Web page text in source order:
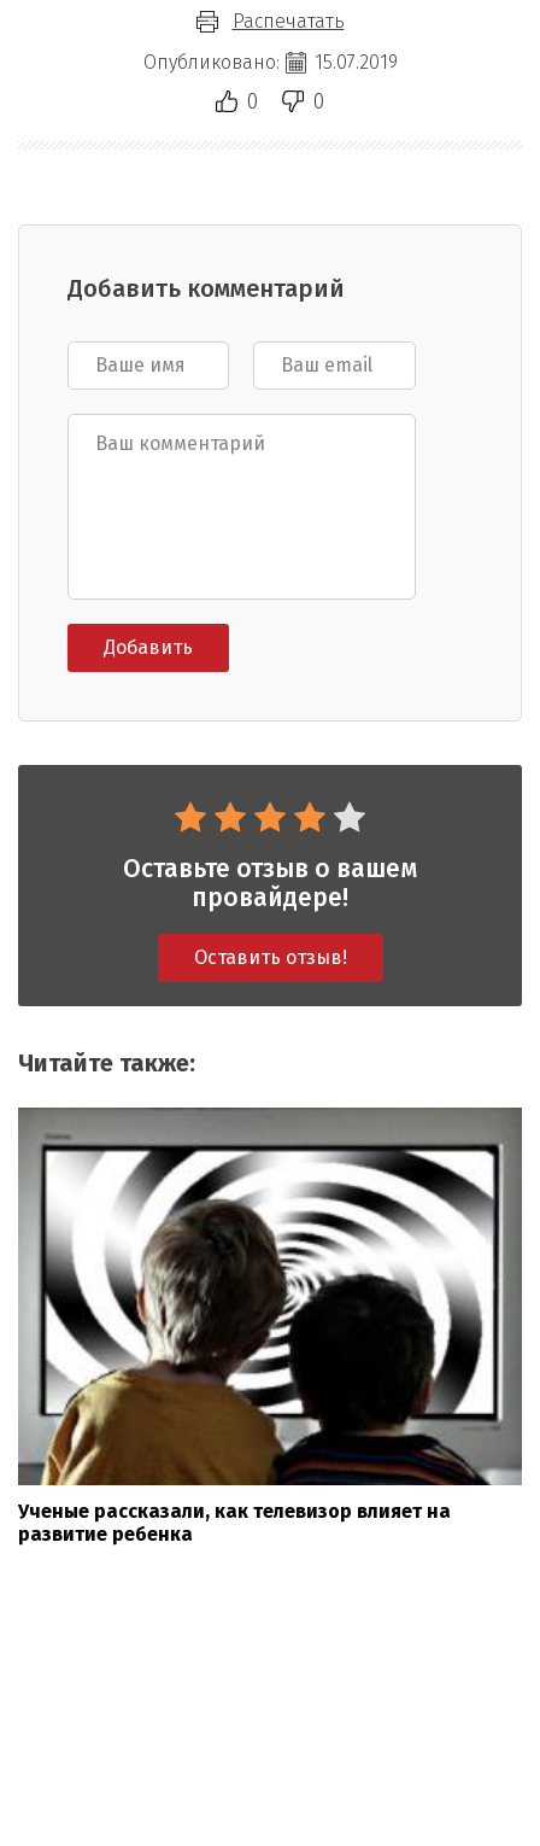
Распечатать
Опубликовано:
15.07.2019
0 0
Добавить комментарий
Оставьте отзыв о вашем
провайдере!
Оставить отзыв!
Читайте также:
Ученые рассказали, как телевизор влияет на
развитие ребенка